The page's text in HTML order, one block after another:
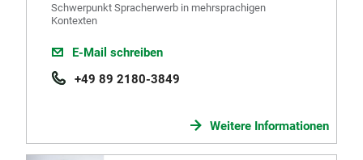
Schwerpunkt Spracherwerb in mehrsprachigen
Kontexten
E-Mail schreiben
+49 89 2180-3849
Weitere Informationen